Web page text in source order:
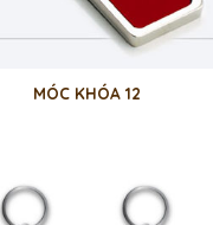
MÓC KHÓA 12